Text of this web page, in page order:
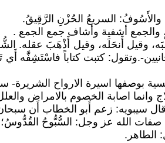
وقيل أَنحَلَه، وقيل أَذْهَبَ
.وتقول: كتبت كتاباً فاسْتَشِفَّه
صفات الله عز وجل: السُّبُّوحُ
الطاهر.